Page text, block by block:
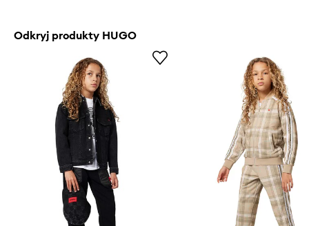
Odkryj produkty HUGO